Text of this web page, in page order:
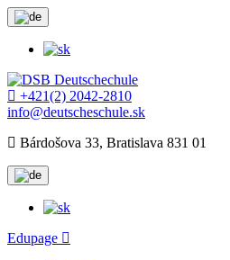
+421(2) 2042-2810
info@deutscheschule.sk
Bárdošova 33, Bratislava 831 01
Edupage